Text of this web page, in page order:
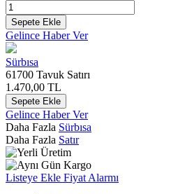
Sepete Ekle
Gelince Haber Ver
Sürbısa
61700 Tavuk Satırı
1.470,00 TL
Sepete Ekle
Gelince Haber Ver
Daha Fazla Sürbısa
Daha Fazla Satır
Listeye Ekle Fiyat Alarmı